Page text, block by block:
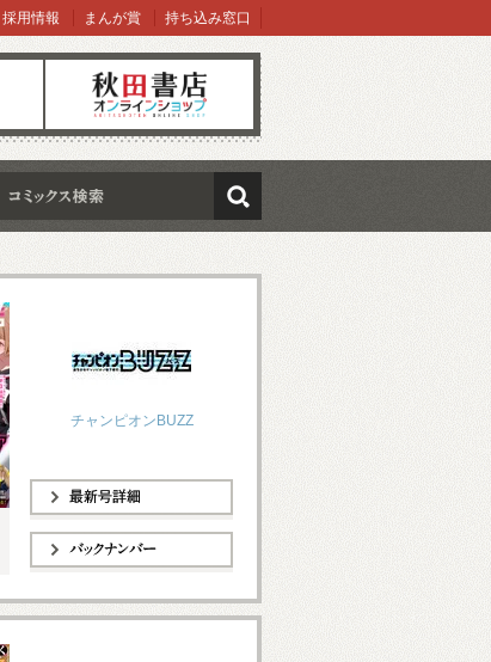
オンラインショップ
採用情報 まんが賞 持ち込み窓口
検索
チャンピオンBUZZ